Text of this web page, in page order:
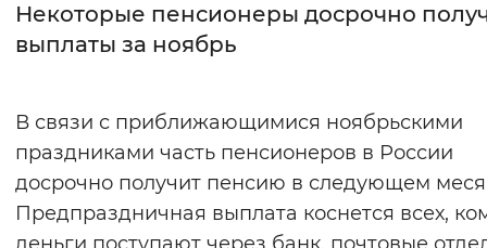
Без засечек
Нормальный Увеличенный
Цвет сайта
Инверсивный
Некоторые пенсионеры досрочно
выплаты за ноябрь
В связи с приближающимися ноябрьскими
праздниками часть пенсионеров в России
досрочно получит пенсию в следующем
Предпраздничная выплата коснется всех,